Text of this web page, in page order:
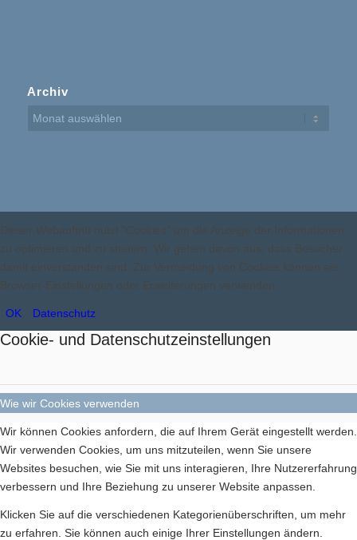
Archiv
Dieser Webauftritt nutzt "Cookies" um die Anzeige der Informationen
zu optimieren und zu steuern. Wir gehen davon aus, dass Besucher
damit einverstanden sind. Zur Vermeidung von Cookies können sie
Browser-Einstellungen oder Erweiterungen verwenden.
OK Datenschutz
Cookie- und Datenschutzeinstellungen
Wie wir Cookies verwenden
Wir können Cookies anfordern, die auf Ihrem Gerät eingestellt werden.
Wir verwenden Cookies, um uns mitzuteilen, wenn Sie unsere
Websites besuchen, wie Sie mit uns interagieren, Ihre Nutzererfahrung
verbessern und Ihre Beziehung zu unserer Website anpassen.
Klicken Sie auf die verschiedenen Kategorienüberschriften, um mehr
zu erfahren. Sie können auch einige Ihrer Einstellungen ändern.